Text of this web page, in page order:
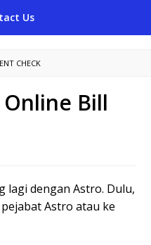
Us
CHECK
Bill
lagi dengan Astro. Dulu,
Astro atau ke